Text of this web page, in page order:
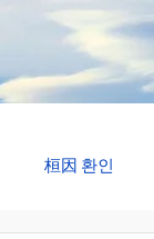
桓因 환인